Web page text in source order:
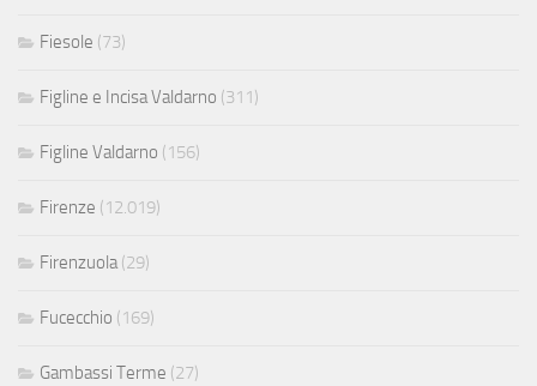
Fiesole (73)
Figline e Incisa Valdarno (311)
Figline Valdarno (156)
Firenze (12.019)
Firenzuola(29)
Fucecchio (169)
Gambassi Terme (27)